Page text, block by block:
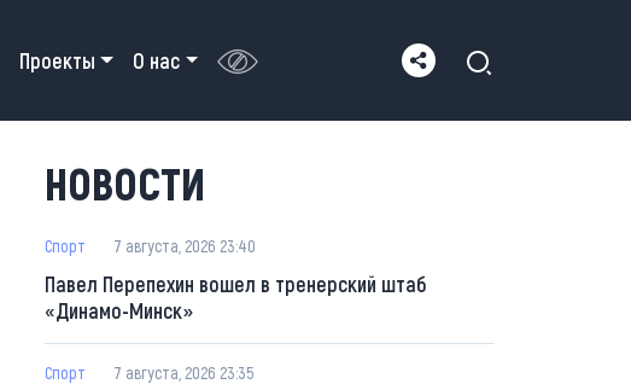
Проекты О нас
НОВОСТИ
Спорт 7 августа, 2026 23:40
Павел Перепехин вошел в тренерский штаб
«Динамо-Минск»
Спорт 7 августа, 2026 23:35